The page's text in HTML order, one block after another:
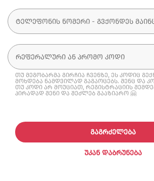
თუ მეგობარმა გირჩია ჩვენზე, ეს კოდიც
მოხდება ნამდვილად გაგაოცებს. შენც და
თუ კოდი არ მოუციათ, რეგისტრაციის
პირადად შენი და შეძლებ გააზიარო 🤗
ᲣᲙᲐᲜ ᲓᲐᲑᲠᲣᲜᲔᲑᲐ
ᲒᲐᲒᲠᲫᲔᲚᲔᲑᲐ